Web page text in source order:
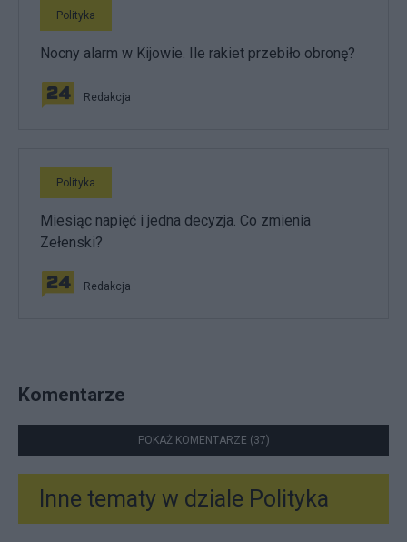
Polityka
Nocny alarm w Kijowie. Ile rakiet przebiło obronę?
Redakcja
Polityka
Miesiąc napięć i jedna decyzja. Co zmienia
Zełenski?
Redakcja
Komentarze
POKAŻ KOMENTARZE (37)
Inne tematy w dziale Polityka